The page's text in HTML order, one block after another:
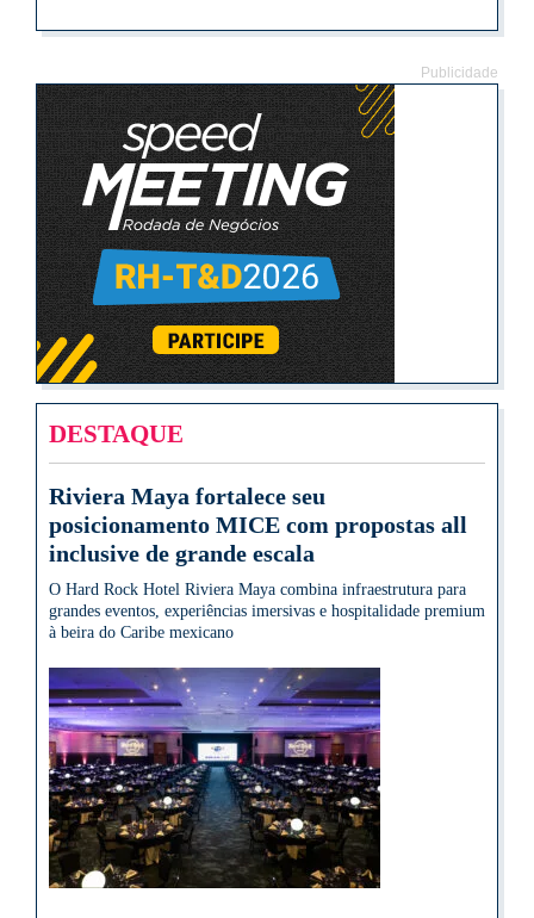
Publicidade
DESTAQUE
Riviera Maya fortalece seu
posicionamento MICE com propostas all
inclusive de grande escala
O Hard Rock Hotel Riviera Maya combina infraestrutura para
grandes eventos, experiências imersivas e hospitalidade premium
à beira do Caribe mexicano